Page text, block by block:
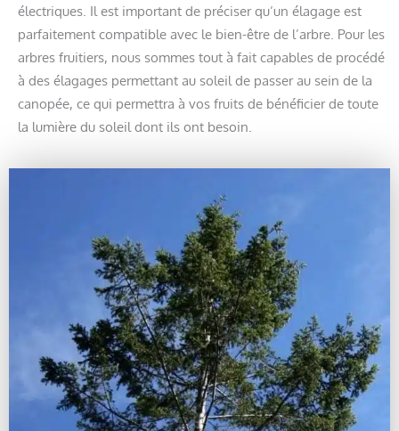
électriques. Il est important de préciser qu’un élagage est
parfaitement compatible avec le bien-être de l’arbre. Pour les
arbres fruitiers, nous sommes tout à fait capables de procédé
à des élagages permettant au soleil de passer au sein de la
canopée, ce qui permettra à vos fruits de bénéficier de toute
la lumière du soleil dont ils ont besoin.